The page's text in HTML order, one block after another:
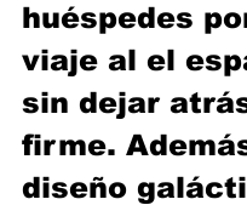
huéspedes
viaje al el
sin dejar
firme.
diseño